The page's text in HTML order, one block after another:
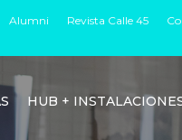
Alumni Revista Calle 45
HUB +